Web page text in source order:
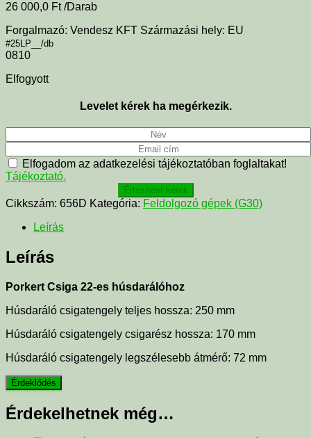
26 000,0 Ft /Darab
Forgalmazó: Vendesz KFT Származási hely: EU
#25LP__/db
0810
Elfogyott
Levelet kérek ha megérkezik.
Elfogadom az adatkezelési tájékoztatóban foglaltakat!
Tájékoztató.
Értesítést kérek
Cikkszám: 656D Kategória: Feldolgozó gépek (G30)
Leírás
Leírás
Porkert Csiga 22-es húsdarálóhoz
Húsdaráló csigatengely teljes hossza: 250 mm
Húsdaráló csigatengely csigarész hossza: 170 mm
Húsdaráló csigatengely legszélesebb átmérő: 72 mm
Érdekelhetnek még…